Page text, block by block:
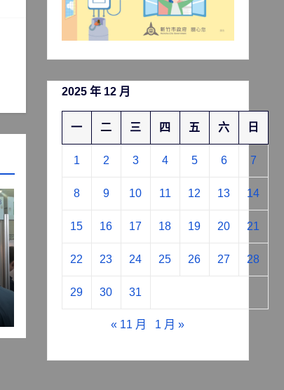
2025 年 12 月
一 二 三 四 五 六 日
1 2 3 4 5 6 7
8 9 10 11 12 13 14
15 16 17 18 19 20 21
22 23 24 25 26 27 28
29 30 31
« 11 月 1 月 »